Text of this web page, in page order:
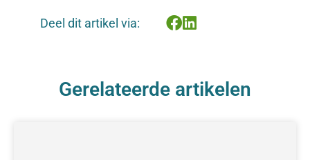
Deel dit artikel via:
Gerelateerde artikelen